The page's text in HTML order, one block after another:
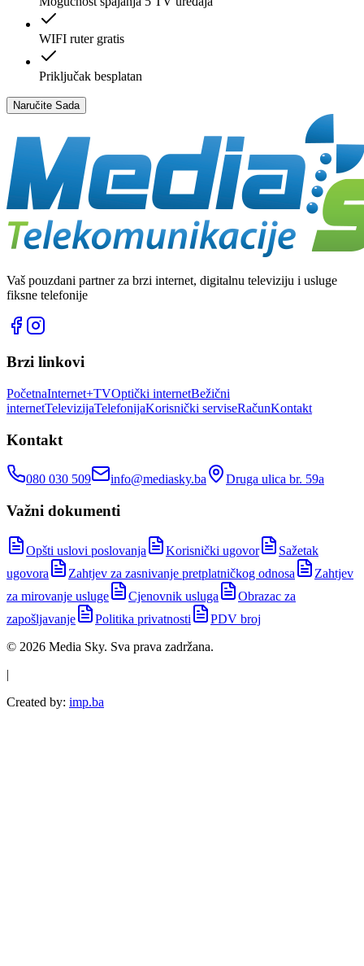
WIFI ruter gratis
Priključak besplatan
Naručite Sada
Vaš pouzdani partner za brzi internet, digitalnu televiziju i usluge
fiksne telefonije
Brzi linkovi
PočetnaInternet+TVOptički internetBežični
internetTelevizijaTelefonijaKorisnički serviseRačunKontakt
Kontakt
080 030 509 info@mediasky.ba Druga ulica br. 59a
Važni dokumenti
Opšti uslovi poslovanja Korisnički ugovor
Sažetak
ugovora
Zahtjev za zasnivanje pretplatničkog odnosa
Zahtjev
za mirovanje usluge
Cjenovnik usluga
Obrazac za
zapošljavanje
Politika privatnosti
PDV broj
© 2026 Media Sky. Sva prava zadržana.
|
Created by: imp.ba